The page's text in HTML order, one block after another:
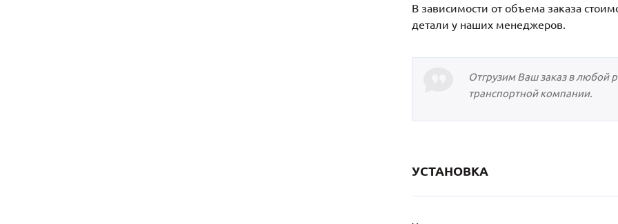
В зависимости от объема заказа
детали у наших менеджеров.
Отгрузим Ваш заказ в любой
транспортной компании.
УСТАНОВКА